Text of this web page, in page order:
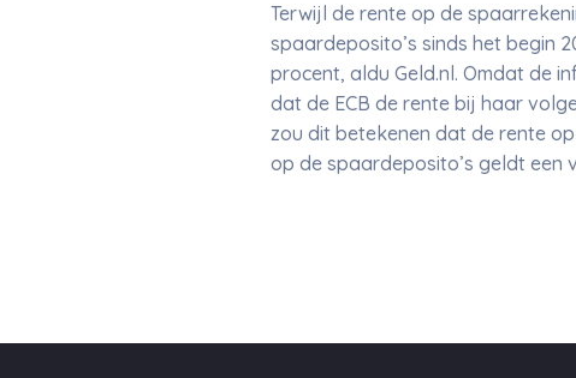
Terwijl de rente op de
spaardeposito’s sinds het begin
procent, aldu Geld.nl. Omdat de
dat de ECB de rente bij haar
zou dit betekenen dat de rente
op de spaardeposito’s geldt een